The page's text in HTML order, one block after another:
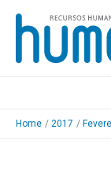
Skip
content
Home 2017